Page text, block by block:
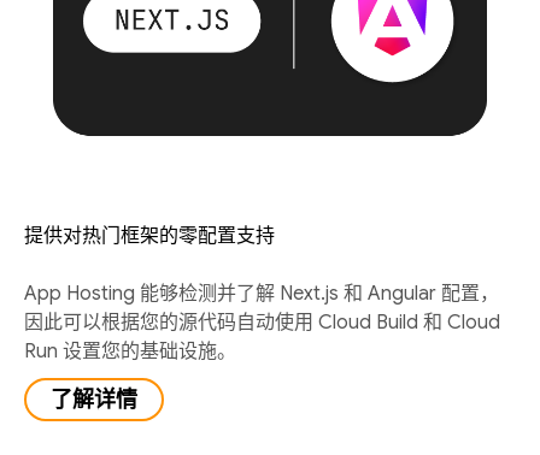
提供对热门框架的零配置支持
App Hosting 能够检测并了解 Next.js 和 Angular 配置，
因此可以根据您的源代码自动使用 Cloud Build 和 Cloud
Run 设置您的基础设施。
了解详情